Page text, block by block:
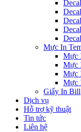
Mực In
Mực
Mực
Mực
Mực
Giấy In Bill
Dịch vụ
Hỗ trợ kỹ thuật
Tin tức
Liên hệ